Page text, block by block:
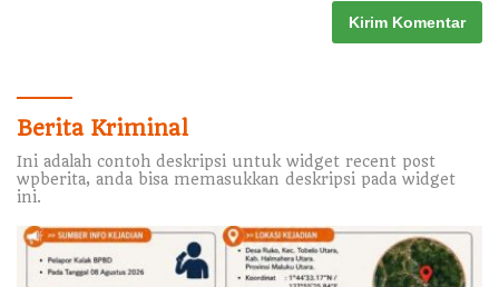
Berita Kriminal
Ini adalah contoh deskripsi untuk widget recent post
wpberita, anda bisa memasukkan deskripsi pada widget
ini.